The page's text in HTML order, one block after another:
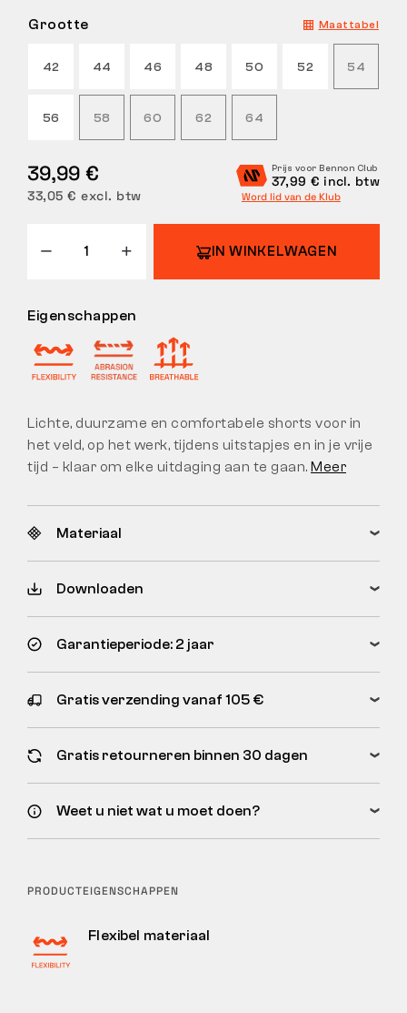
RETOUREN
Grootte Maattabel
42 44 46 48 50 52 54
56 58 60 62 64
39,99 €
33,05 € excl. btw
Prijs voor Bennon Club
37,99 € incl. btw
Word lid van de Klub
IN WINKELWAGEN
Eigenschappen
Lichte, duurzame en comfortabele shorts voor in
het veld, op het werk, tijdens uitstapjes en in je vrije
tijd – klaar om elke uitdaging aan te gaan. Meer
Materiaal
Downloaden
Garantieperiode: 2 jaar
Gratis verzending vanaf 105 €
Gratis retourneren binnen 30 dagen
Weet u niet wat u moet doen?
PRODUCTEIGENSCHAPPEN
Flexibel materiaal